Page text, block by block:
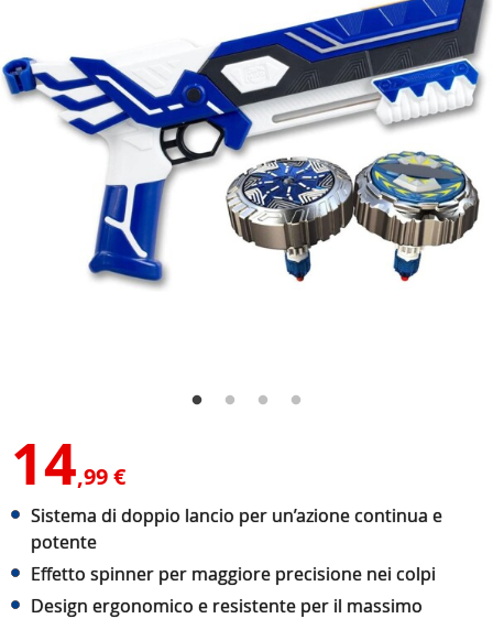
14,99 €
Sistema di doppio lancio per un’azione continua e
potente
Effetto spinner per maggiore precisione nei colpi
Design ergonomico e resistente per il massimo